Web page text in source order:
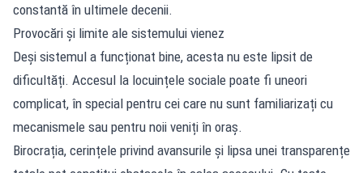
constantă în ultimele decenii.
Provocări și limite ale sistemului vienez
Deși sistemul a funcționat bine, acesta nu este lipsit de
dificultăți. Accesul la locuințele sociale poate fi uneori
complicat, în special pentru cei care nu sunt familiarizați cu
mecanismele sau pentru noii veniți în oraș.
Birocrația, cerințele privind avansurile și lipsa unei transparențe